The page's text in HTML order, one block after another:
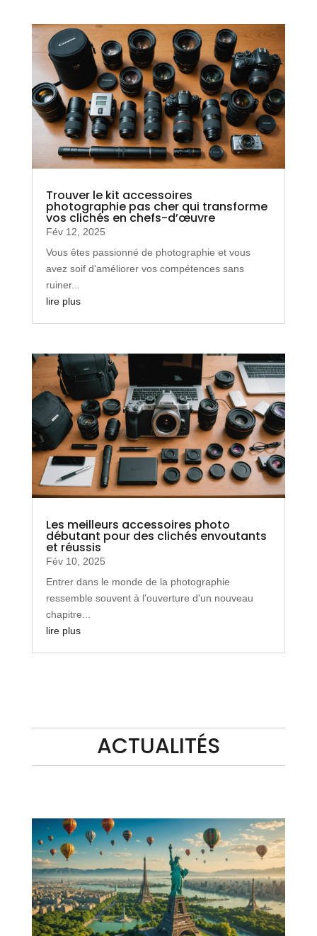
Trouver le kit accessoires
photographie pas cher qui transforme
vos clichés en chefs-d’œuvre
Fév 12, 2025
Vous êtes passionné de photographie et vous
avez soif d'améliorer vos compétences sans
ruiner...
lire plus
Les meilleurs accessoires photo
débutant pour des clichés envoutants
et réussis
Fév 10, 2025
Entrer dans le monde de la photographie
ressemble souvent à l'ouverture d'un nouveau
chapitre...
lire plus
ACTUALITÉS